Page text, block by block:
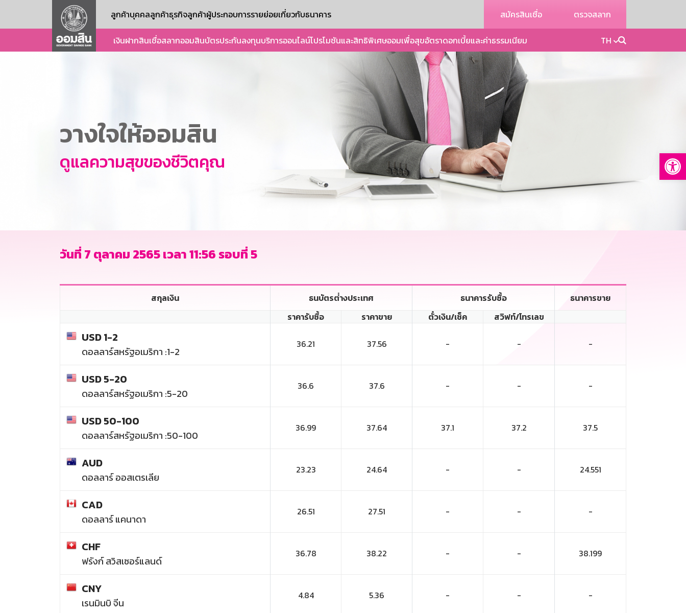
ลูกค้าบุคคลลูกค้าธุรกิจลูกค้าผู้ประกอบการรายย่อยเกี่ยวกับธนาคาร สมัครสินเชื่อ ตรวจสลาก
เงินฝากสินเชื่อสลากออมสินบัตรประกันลงทุนบริการออนไลน์โปรโมชันและสิทธิพิเศษออมเพื่อสุขอัตราดอกเบี้ยและค่าธรรมเนียม TH
วางใจให้ออมสิน
ดูแลความสุขของชีวิตคุณ
วันที่ 7 ตุลาคม 2565 เวลา 11:56 รอบที่ 5
สกุลเงิน ธนบัตรต่่างประเทศ ธนาคารรับซื้อ
ธนาคารขาย
ราคารับซื้อ
ราคาขาย ตั๋วเงิน/เช็ค สวิฟท์/โทรเลข
USD 1-2
ดอลลาร์สหรัฐอเมริกา :1-2
36.21 37.56 - - -
USD 5-20
ดอลลาร์สหรัฐอเมริกา :5-20
36.6 37.6 - - -
USD 50-100
ดอลลาร์สหรัฐอเมริกา :50-100
36.99 37.64 37.1 37.2 37.5
AUD
ดอลลาร์ ออสเตรเลีย
23.23 24.64 - - 24.551
CAD
ดอลลาร์ แคนาดา
26.51 27.51 - - -
CHF
ฟรังก์ สวิสเซอร์แลนด์
36.78 38.22 - - 38.199
CNY
เรนมินบิ จีน
4.84 5.36 - - -